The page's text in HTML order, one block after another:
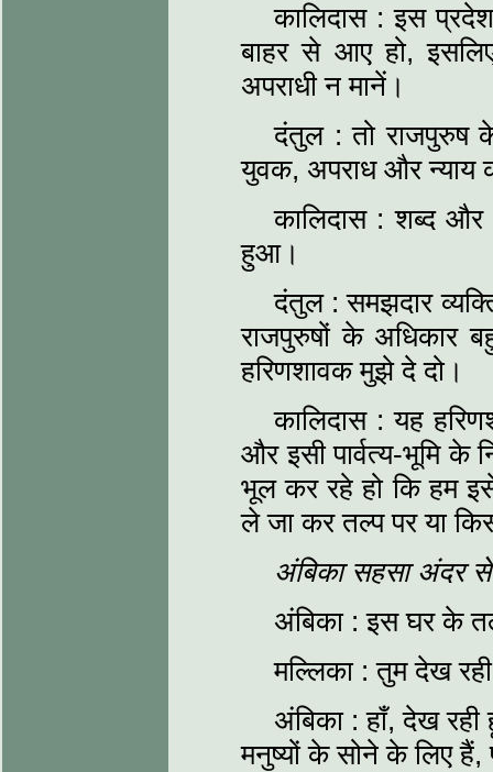
कालिदास : इस
बाहर से आए हो,
अपराधी न मानें।
दंतुल : तो राजपुरुष के
युवक, अपराध और न्याय
कालिदास : शब्द और
हुआ।
दंतुल : समझदार
राजपुरुषों के अधिकार
हरिणशावक मुझे दे दो।
कालिदास : यह
और इसी पार्वत्य-भूमि
भूल कर रहे हो कि हम
ले जा कर तल्प पर या
अंबिका सहसा अंदर
अंबिका : इस घर के
मल्लिका : तुम देख
अंबिका : हाँ, देख
मनुष्यों के सोने के लिए